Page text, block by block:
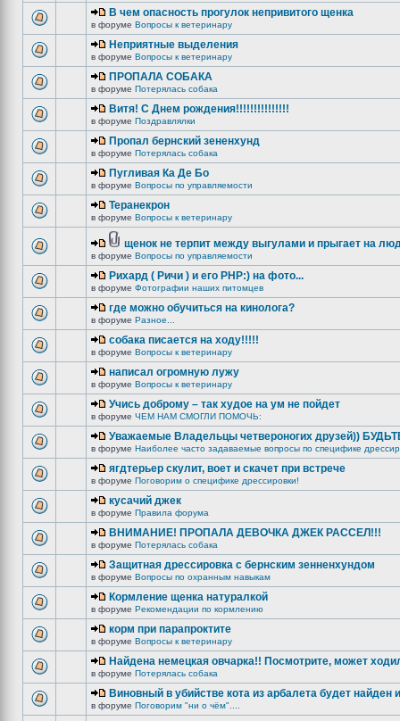
В чем опасность прогулок непривитого щенка
в форуме Вопросы к ветеринару
Неприятные выделения
в форуме Вопросы к ветеринару
ПРОПАЛА СОБАКА
в форуме Потерялась собака
Витя! С Днем рождения!!!!!!!!!!!!!!!
в форуме Поздравлялки
Пропал бернский зененхунд
в форуме Потерялась собака
Пугливая Ка Де Бо
в форуме Вопросы по управляемости
Теранекрон
в форуме Вопросы к ветеринару
щенок не терпит между выгулами и прыгает на
в форуме Вопросы по управляемости
Рихард ( Ричи ) и его РНР:) на фото...
в форуме Фотографии наших питомцев
где можно обучиться на кинолога?
в форуме Разное...
собака писается на ходу!!!!!
в форуме Вопросы к ветеринару
написал огромную лужу
в форуме Вопросы к ветеринару
Учись доброму – так худое на ум не пойдет
в форуме ЧЕМ НАМ СМОГЛИ ПОМОЧЬ:
Уважаемые Владельцы четвероногих друзей))
в форуме Наиболее часто задаваемые вопросы по специфике
ягдтерьер скулит, воет и скачет при встрече
в форуме Поговорим о специфике дрессировки!
кусачий джек
в форуме Правила форума
ВНИМАНИЕ! ПРОПАЛА ДЕВОЧКА ДЖЕК РАССЕЛ!!!
в форуме Потерялась собака
Защитная дрессировка с бернским зенненхундом
в форуме Вопросы по охранным навыкам
Кормление щенка натуралкой
в форуме Рекомендации по кормлению
корм при парапроктите
в форуме Вопросы к ветеринару
Найдена немецкая овчарка!! Посмотрите, может
в форуме Потерялась собака
Виновный в убийстве кота из арбалета будет найден
в форуме Поговорим "ни о чём"....